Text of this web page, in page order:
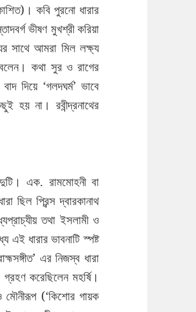
কবি পুরনো ধারার
ভীষণ মুখশ্রী করিয়া
সাথে আমরা মিল লক্ষ্য
বলেন। কথা সুর ও রাগের
দিয়ে ‘গলদঘর্ম’ ভাবে
হয় না। রবীন্দ্রনাথের
দুটি। এক. রামমোহনী বা
ছিল প্রিন্স দ্বারকানাথ
তথা ইসলামী ও
এই ধারার ভাবনাটি স্পষ্ট
এর নিজস্ব ধারা
করেছিলেন মহর্ষি।
ও মৌনীরূপ (‘কিশোর গায়ক